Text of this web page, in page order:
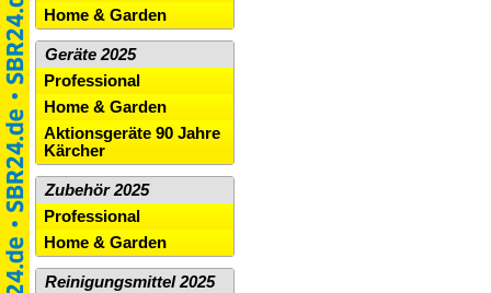
Home & Garden
Geräte 2025
Professional
Home & Garden
Aktionsgeräte 90 Jahre
Kärcher
Zubehör 2025
Professional
Home & Garden
Reinigungsmittel 2025